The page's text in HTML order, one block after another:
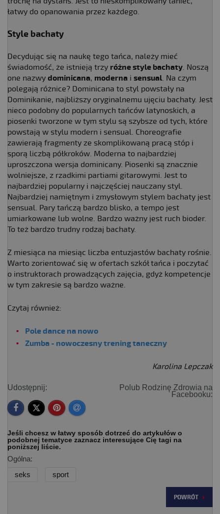
łatwy do opanowania przez każdego.
Style bachaty
Decydując się na naukę tego tańca, należy mieć
świadomość, że istnieją trzy różne style bachaty. Noszą
one nazwy dominicana, moderna i sensual. Na czym
polegają różnice? Dominicana to styl powstały na
Dominikanie, najbliższy oryginalnemu ujęciu bachaty. Jest
nieco podobny do popularnych tańców latynoskich, a
piosenki tworzone w tym stylu są szybsze od tych, które
powstają w stylu modern i sensual. Choreografie
zawierają fragmenty ze skomplikowaną pracą stóp i
sporą liczbą półkroków. Moderna to najbardziej
uproszczona wersja dominicany. Piosenki są znacznie
wolniejsze, z rzadkimi partiami gitarowymi. Jest to
najbardziej popularny i najczęściej nauczany styl.
Najbardziej namiętnym i zmysłowym stylem bachaty jest
sensual. Pary tańczą bardzo blisko, a tempo jest
umiarkowane lub wolne. Bardzo ważny jest ruch bioder.
To też bardzo trudny rodzaj bachaty.
Z miesiąca na miesiąc liczba entuzjastów bachaty rośnie.
Warto zorientować się w ofertach szkół tańca i poczytać
o instruktorach prowadzących zajęcia, gdyż kompetencje
w tym zakresie są bardzo ważne.
Czytaj również:
Pole dance na nowo
Zumba - nowoczesny trening taneczny
Karolina Lepczak
Udostępnij:
Polub Rodzinę Zdrowia na
Facebooku:
Jeśli chcesz w łatwy sposób dotrzeć do artykułów o
podobnej tematyce zaznacz interesujące Cię tagi na
poniższej liście.
Ogólna:
seks
sport
POWRÓT